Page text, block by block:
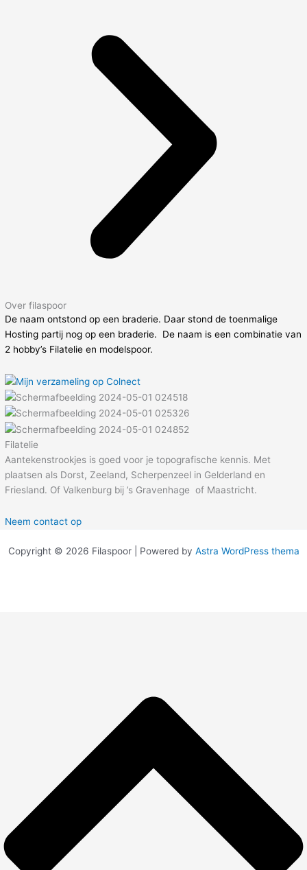
Over filaspoor
De naam ontstond op een braderie. Daar stond de toenmalige
Hosting partij nog op een braderie. De naam is een combinatie van
2 hobby’s Filatelie en modelspoor.
Filatelie
Aantekenstrookjes is goed voor je topografische kennis. Met
plaatsen als Dorst, Zeeland, Scherpenzeel in Gelderland en
Friesland. Of Valkenburg bij ’s Gravenhage of Maastricht.
Neem contact op
Copyright © 2026 Filaspoor | Powered by Astra WordPress thema